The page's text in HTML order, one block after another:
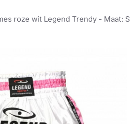
roze wit Legend Trendy - Maat: S